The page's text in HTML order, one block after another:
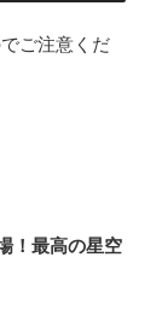
ご注意くだ
！最高の星空